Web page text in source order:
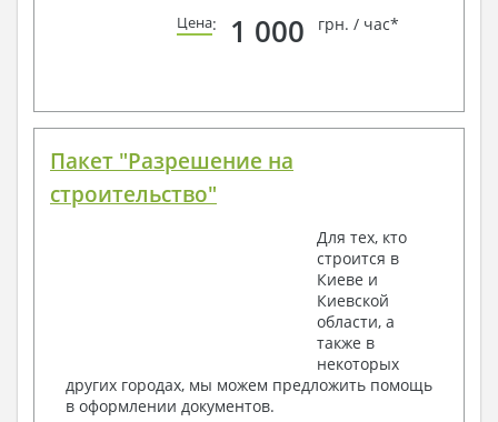
Цена: 1 000 грн. / час*
Пакет "Разрешение на
строительство"
Для тех, кто
строится в
Киеве и
Киевской
области, а
также в
некоторых
других городах, мы можем предложить помощь
в оформлении документов.